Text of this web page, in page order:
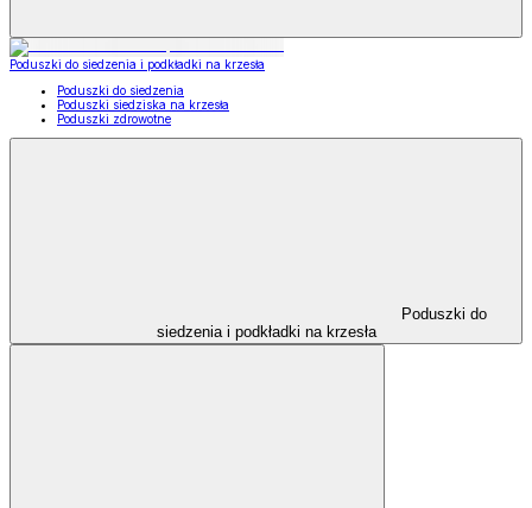
Poduszki do siedzenia i podkładki na krzesła
Poduszki do siedzenia
Poduszki siedziska na krzesła
Poduszki zdrowotne
Poduszki do
siedzenia i podkładki na krzesła